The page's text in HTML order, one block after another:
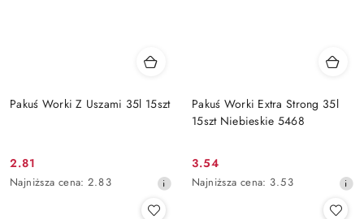
Pakuś Worki Z Uszami 35l 15szt
Cena
promocyjna:
2.81
Najniższa
Najniższa cena: 2.83
Pakuś Worki Extra Strong 35l
15szt Niebieskie 5468
Cena
promocyjna:
3.54
Najniższa
Najniższa cena: 3.53